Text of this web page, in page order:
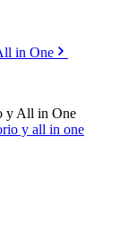
in One
y All in One
y all in one